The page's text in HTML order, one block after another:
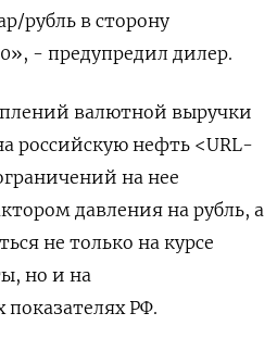
рубль в сторону
- предупредил дилер.
валютной выручки
российскую нефть <URL-
на нее
давления на рубль, а
не только на курсе
но и на
РФ.